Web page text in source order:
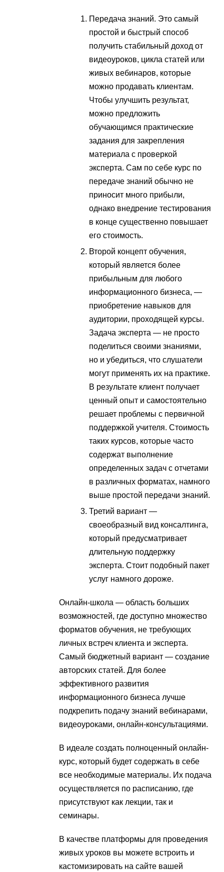
Передача знаний. Это самый
простой и быстрый способ
получить стабильный доход от
видеоуроков, цикла статей или
живых вебинаров, которые
можно продавать клиентам.
Чтобы улучшить результат,
можно предложить
обучающимся практические
задания для закрепления
материала с проверкой
эксперта. Сам по себе курс по
передаче знаний обычно не
приносит много прибыли,
однако внедрение тестирования
в конце существенно повышает
его стоимость.
Второй концепт обучения,
который является более
прибыльным для любого
информационного бизнеса, —
приобретение навыков для
аудитории, проходящей курсы.
Задача эксперта — не просто
поделиться своими знаниями,
но и убедиться, что слушатели
могут применять их на практике.
В результате клиент получает
ценный опыт и самостоятельно
решает проблемы с первичной
поддержкой учителя. Стоимость
таких курсов, которые часто
содержат выполнение
определенных задач с отчетами
в различных форматах, намного
выше простой передачи знаний.
Третий вариант —
своеобразный вид консалтинга,
который предусматривает
длительную поддержку
эксперта. Стоит подобный пакет
услуг намного дороже.
Онлайн-школа — область больших
возможностей, где доступно множество
форматов обучения, не требующих
личных встреч клиента и эксперта.
Самый бюджетный вариант — создание
авторских статей. Для более
эффективного развития
информационного бизнеса лучше
подкрепить подачу знаний вебинарами,
видеоуроками, онлайн-консультациями.
В идеале создать полноценный онлайн-
курс, который будет содержать в себе
все необходимые материалы. Их подача
осуществляется по расписанию, где
присутствуют как лекции, так и
семинары.
В качестве платформы для проведения
живых уроков вы можете встроить и
кастомизировать на сайте вашей